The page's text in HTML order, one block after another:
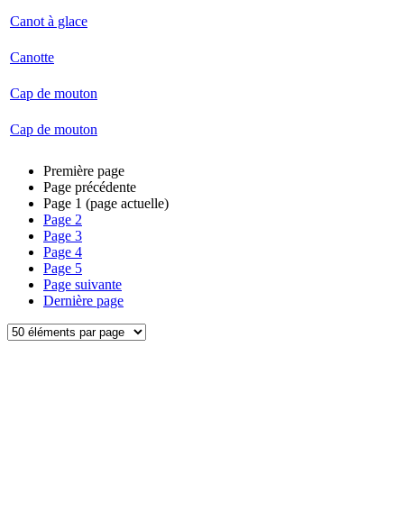
Canot à glace
Canotte
Cap de mouton
Cap de mouton
Première page
Page précédente
Page 1 (page actuelle)
Page 2
Page 3
Page 4
Page 5
Page suivante
Dernière page